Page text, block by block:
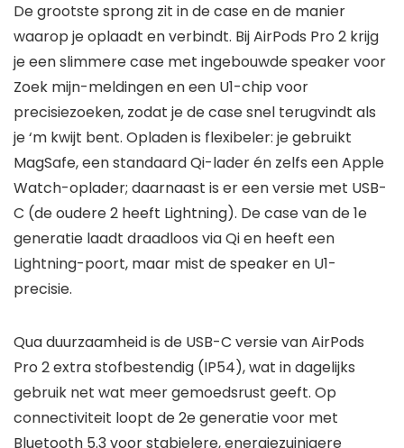
De grootste sprong zit in de case en de manier
waarop je oplaadt en verbindt. Bij AirPods Pro 2 krijg
je een slimmere case met ingebouwde speaker voor
Zoek mijn-meldingen en een U1-chip voor
precisiezoeken, zodat je de case snel terugvindt als
je ‘m kwijt bent. Opladen is flexibeler: je gebruikt
MagSafe, een standaard Qi-lader én zelfs een Apple
Watch-oplader; daarnaast is er een versie met USB-
C (de oudere 2 heeft Lightning). De case van de 1e
generatie laadt draadloos via Qi en heeft een
Lightning-poort, maar mist de speaker en U1-
precisie.
Qua duurzaamheid is de USB-C versie van AirPods
Pro 2 extra stofbestendig (IP54), wat in dagelijks
gebruik net wat meer gemoedsrust geeft. Op
connectiviteit loopt de 2e generatie voor met
Bluetooth 5.3 voor stabielere, energiezuinigere